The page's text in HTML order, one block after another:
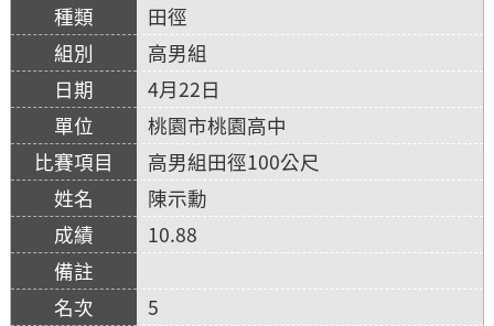
田徑
高男組
4月22日
桃園市桃園高中
高男組田徑100公尺
陳示勳
10.88
5